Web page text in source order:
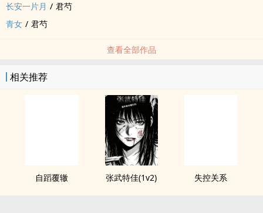
长安一片月 / 君芍
青女 / 君芍
查看全部作品
相关推荐
自蹈覆辙 张武特佳(1v2) 失控关系